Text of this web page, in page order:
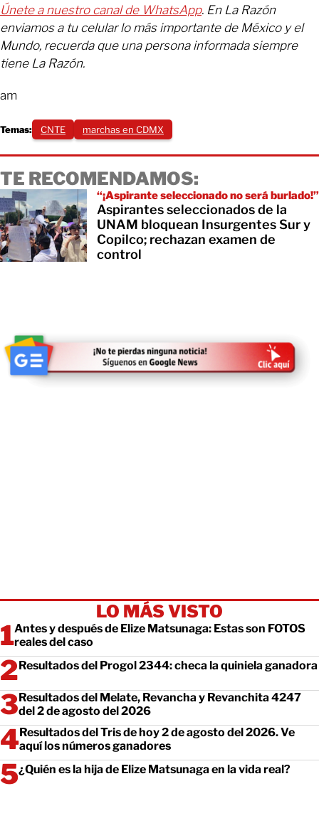
Únete a nuestro canal de WhatsApp. En La Razón
enviamos a tu celular lo más importante de México y el
Mundo, recuerda que una persona informada siempre
tiene La Razón.
am
Temas: CNTE marchas en CDMX
TE RECOMENDAMOS:
“¡Aspirante seleccionado no será burlado!”
Aspirantes seleccionados de la
UNAM bloquean Insurgentes Sur y
Copilco; rechazan examen de
control
LO MÁS VISTO
Antes y después de Elize Matsunaga: Estas son FOTOS
reales del caso
Resultados del Progol 2344: checa la quiniela ganadora
Resultados del Melate, Revancha y Revanchita 4247
del 2 de agosto del 2026
Resultados del Tris de hoy 2 de agosto del 2026. Ve
aquí los números ganadores
¿Quién es la hija de Elize Matsunaga en la vida real?